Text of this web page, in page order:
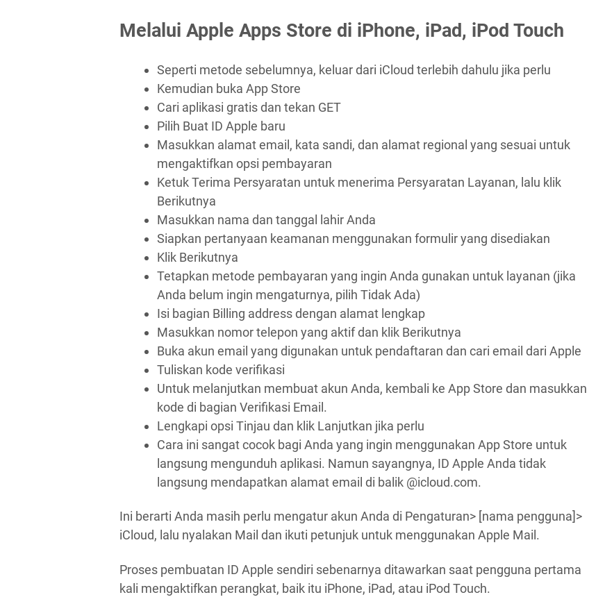
Melalui Apple Apps Store di iPhone, iPad, iPod Touch
Seperti metode sebelumnya, keluar dari iCloud terlebih dahulu jika perlu
Kemudian buka App Store
Cari aplikasi gratis dan tekan GET
Pilih Buat ID Apple baru
Masukkan alamat email, kata sandi, dan alamat regional yang sesuai untuk
mengaktifkan opsi pembayaran
Ketuk Terima Persyaratan untuk menerima Persyaratan Layanan, lalu klik
Berikutnya
Masukkan nama dan tanggal lahir Anda
Siapkan pertanyaan keamanan menggunakan formulir yang disediakan
Klik Berikutnya
Tetapkan metode pembayaran yang ingin Anda gunakan untuk layanan (jika
Anda belum ingin mengaturnya, pilih Tidak Ada)
Isi bagian Billing address dengan alamat lengkap
Masukkan nomor telepon yang aktif dan klik Berikutnya
Buka akun email yang digunakan untuk pendaftaran dan cari email dari Apple
Tuliskan kode verifikasi
Untuk melanjutkan membuat akun Anda, kembali ke App Store dan masukkan
kode di bagian Verifikasi Email.
Lengkapi opsi Tinjau dan klik Lanjutkan jika perlu
Cara ini sangat cocok bagi Anda yang ingin menggunakan App Store untuk
langsung mengunduh aplikasi. Namun sayangnya, ID Apple Anda tidak
langsung mendapatkan alamat email di balik @icloud.com.
Ini berarti Anda masih perlu mengatur akun Anda di Pengaturan> [nama pengguna]>
iCloud, lalu nyalakan Mail dan ikuti petunjuk untuk menggunakan Apple Mail.
Proses pembuatan ID Apple sendiri sebenarnya ditawarkan saat pengguna pertama
kali mengaktifkan perangkat, baik itu iPhone, iPad, atau iPod Touch.